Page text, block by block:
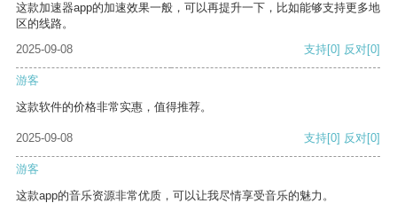
这款加速器app的加速效果一般，可以再提升一下，比如能够支持更多地
区的线路。
2025-09-08
支持[0] 反对[0]
游客
这款软件的价格非常实惠，值得推荐。
2025-09-08 支持[0] 反对[0]
游客
这款app的音乐资源非常优质，可以让我尽情享受音乐的魅力。